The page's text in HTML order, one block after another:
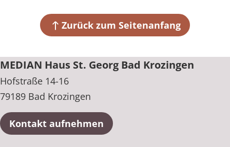
79189 Bad KrozingenZurück zum Seitenanfang
MEDIAN Haus St. Georg Bad Krozingen
Hofstraße 14-16
79189 Bad Krozingen
Kontakt aufnehmen